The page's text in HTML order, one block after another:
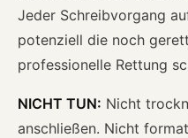
Jeder Schreibvorgang
potenziell die noch
professionelle Rettung
NICHT TUN: Nicht
anschließen. Nicht